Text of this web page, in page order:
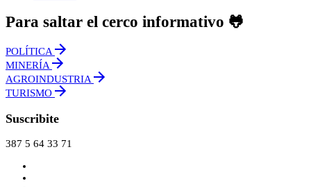
Para saltar el cerco informativo 🐸
POLÍTICA
MINERÍA
AGROINDUSTRIA
TURISMO
Suscribite
387 5 64 33 71